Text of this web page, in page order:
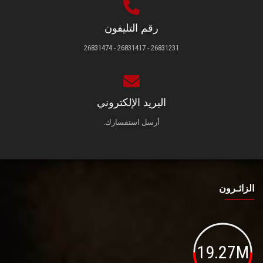
رقم التليفون
26831231 - 26831417 - 26831474
البريد الإلكتروني
أرسل استفسارك.
الزائـرون
19.27M